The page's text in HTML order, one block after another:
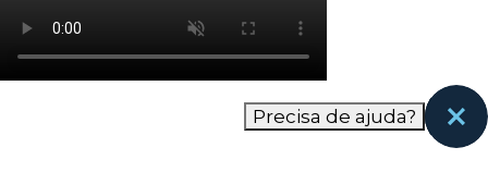
como os visitantes interagem com o site. Esses
cookies ajudam a fornecer informações sobre
as métricas do número de visitantes, taxa de
rejeição, origem do tráfego, etc.
Precisa de ajuda?